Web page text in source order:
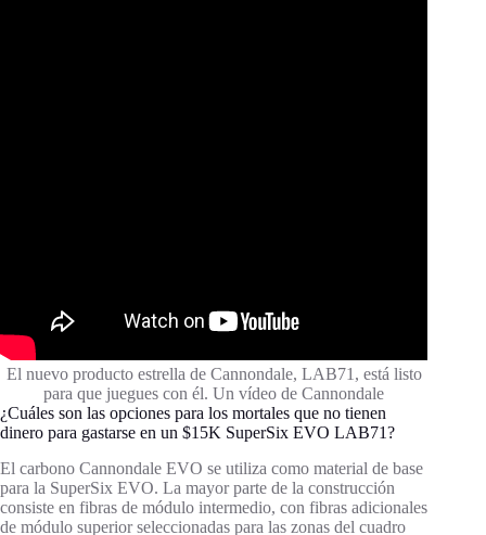
El nuevo producto estrella de Cannondale, LAB71, está listo
para que juegues con él. Un vídeo de Cannondale
¿Cuáles son las opciones para los mortales que no tienen
dinero para gastarse en un $15K SuperSix EVO LAB71?
El carbono Cannondale EVO se utiliza como material de base
para la SuperSix EVO. La mayor parte de la construcción
consiste en fibras de módulo intermedio, con fibras adicionales
de módulo superior seleccionadas para las zonas del cuadro